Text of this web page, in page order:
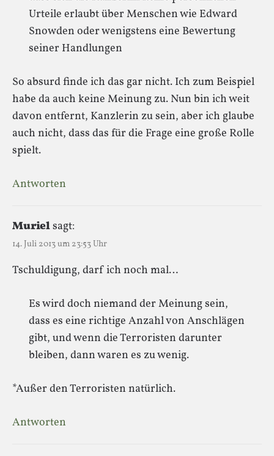
Urteile erlaubt über Menschen wie Edward
Snowden oder wenigstens eine Bewertung
seiner Handlungen
So absurd finde ich das gar nicht. Ich zum Beispiel
habe da auch keine Meinung zu. Nun bin ich weit
davon entfernt, Kanzlerin zu sein, aber ich glaube
auch nicht, dass das für die Frage eine große Rolle
spielt.
Antworten
Murielsagt:
14. Juli 2013 um 23:53 Uhr
Tschuldigung, darf ich noch mal…
Es wird doch niemand der Meinung sein,
dass es eine richtige Anzahl von Anschlägen
gibt, und wenn die Terroristen darunter
bleiben, dann waren es zu wenig.
*Außer den Terroristen natürlich.
Antworten